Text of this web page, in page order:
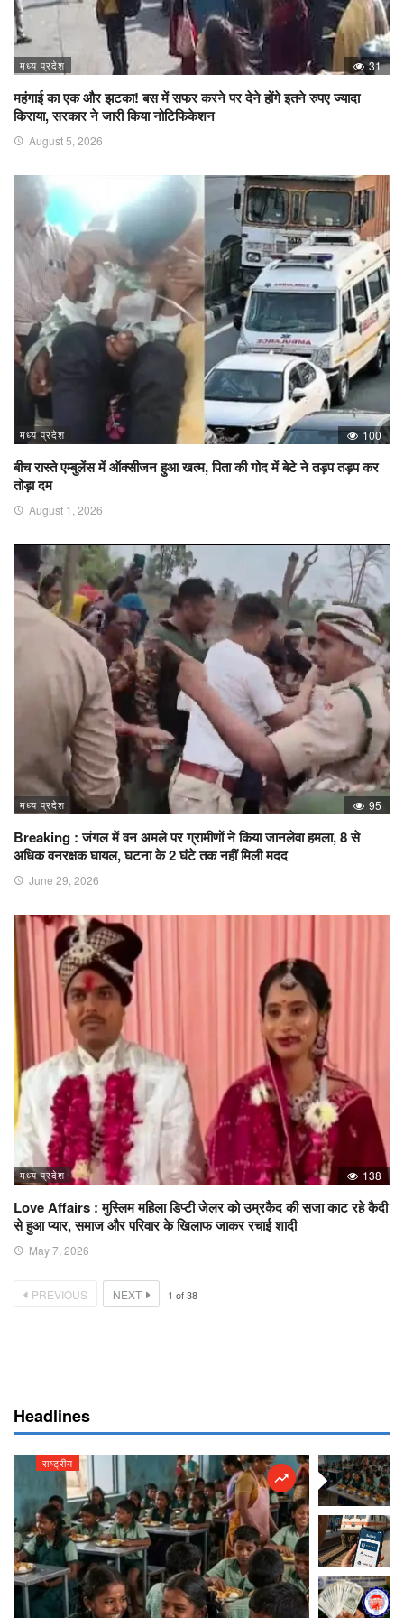
मध्य प्रदेश 31
महंगाई का एक और झटका! बस में सफर करने पर देने होंगे इतने रुपए ज्यादा
किराया, सरकार ने जारी किया नोटिफिकेशन
August 5, 2026
मध्य प्रदेश 100
बीच रास्ते एम्बुलेंस में ऑक्सीजन हुआ खत्म, पिता की गोद में बेटे ने तड़प तड़प कर
तोड़ा दम
August 1, 2026
मध्य प्रदेश 95
Breaking : जंगल में वन अमले पर ग्रामीणों ने किया जानलेवा हमला, 8 से
अधिक वनरक्षक घायल, घटना के 2 घंटे तक नहीं मिली मदद
June 29, 2026
मध्य प्रदेश 138
Love Affairs : मुस्लिम महिला डिप्टी जेलर को उम्रकैद की सजा काट रहे कैदी
से हुआ प्यार, समाज और परिवार के खिलाफ जाकर रचाई शादी
May 7, 2026
PREVIOUS NEXT 1 of38
Headlines
राष्ट्रीय राष्ट्रीय